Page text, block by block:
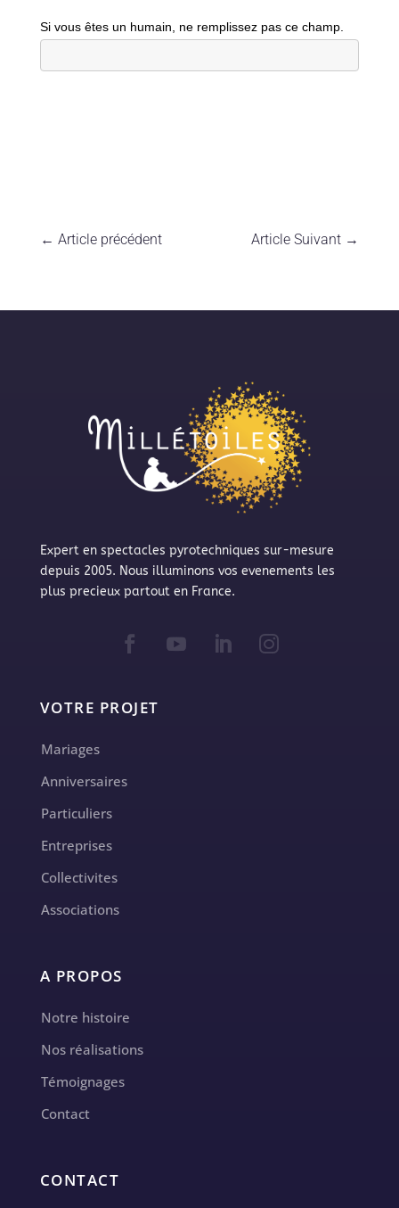
Si vous êtes un humain, ne remplissez pas ce champ.
← Article précédent Article Suivant →
Expert en spectacles pyrotechniques sur-mesure
depuis 2005. Nous illuminons vos evenements les
plus precieux partout en France.
VOTRE PROJET
Mariages
Anniversaires
Particuliers
Entreprises
Collectivites
Associations
A PROPOS
Notre histoire
Nos réalisations
Témoignages
Contact
CONTACT